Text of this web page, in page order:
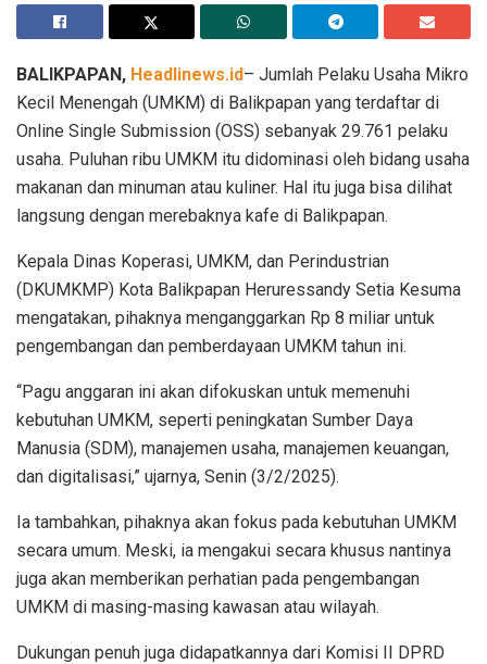
BALIKPAPAN, Headlinews.id– Jumlah Pelaku Usaha Mikro
Kecil Menengah (UMKM) di Balikpapan yang terdaftar di
Online Single Submission (OSS) sebanyak 29.761 pelaku
usaha. Puluhan ribu UMKM itu didominasi oleh bidang usaha
makanan dan minuman atau kuliner. Hal itu juga bisa dilihat
langsung dengan merebaknya kafe di Balikpapan.
Kepala Dinas Koperasi, UMKM, dan Perindustrian
(DKUMKMP) Kota Balikpapan Heruressandy Setia Kesuma
mengatakan, pihaknya menganggarkan Rp 8 miliar untuk
pengembangan dan pemberdayaan UMKM tahun ini.
“Pagu anggaran ini akan difokuskan untuk memenuhi
kebutuhan UMKM, seperti peningkatan Sumber Daya
Manusia (SDM), manajemen usaha, manajemen keuangan,
dan digitalisasi,” ujarnya, Senin (3/2/2025).
Ia tambahkan, pihaknya akan fokus pada kebutuhan UMKM
secara umum. Meski, ia mengakui secara khusus nantinya
juga akan memberikan perhatian pada pengembangan
UMKM di masing-masing kawasan atau wilayah.
Dukungan penuh juga didapatkannya dari Komisi II DPRD